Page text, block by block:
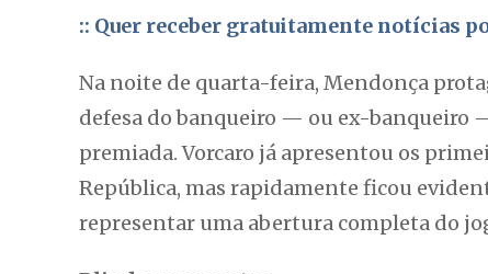
:: Quer receber gratuitamente notícias
Na noite de quarta-feira, Mendonça
defesa do banqueiro — ou ex-banqueiro
premiada. Vorcaro já apresentou os
República, mas rapidamente ficou
representar uma abertura completa do